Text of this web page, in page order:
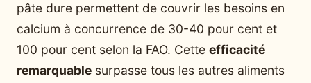
pâte dure permettent de couvrir les besoins en
calcium à concurrence de 30-40 pour cent et
100 pour cent selon la FAO. Cette efficacité
remarquable surpasse tous les autres aliments